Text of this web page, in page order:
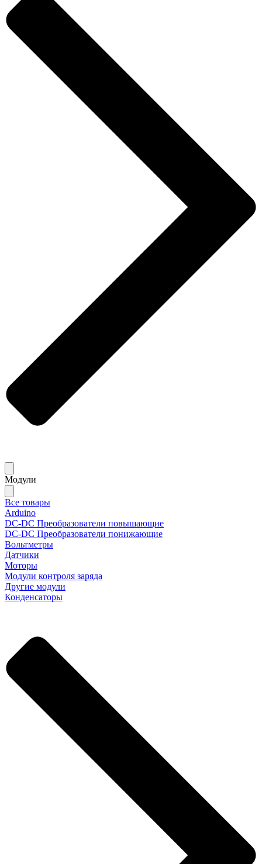
Модули
Все товары
Arduino
DC-DC Преобразователи повышающие
DC-DC Преобразователи понижающие
Вольтметры
Датчики
Моторы
Модули контроля заряда
Другие модули
Конденсаторы